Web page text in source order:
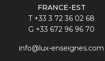
FRANCE-EST
T +33 3 72 36 02 68
G +33 672 96 96 70
info@lux-enseignes.com